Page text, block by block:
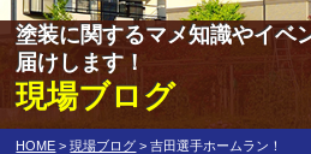
塗装に関するマメ知識やイベ
届けします！
現場ブログ
HOME >現場ブログ >吉田選手ホームラン！